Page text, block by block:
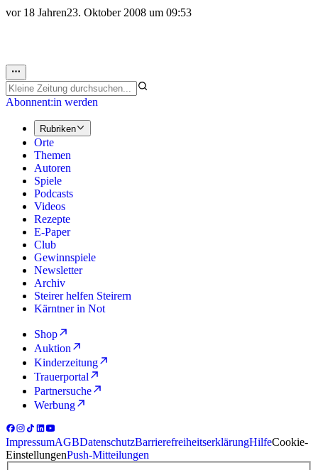
vor 18 Jahren23. Oktober 2008 um 09:53
Abonnent:in werden
Rubriken
Orte
Themen
Autoren
Spiele
Podcasts
Videos
Rezepte
E-Paper
Club
Gewinnspiele
Newsletter
Archiv
Steirer helfen Steirern
Kärntner in Not
Shop
Auktion
Kinderzeitung
Trauerportal
Partnersuche
Werbung
ImpressumAGBDatenschutzBarrierefreiheitserklärungHilfeCookie-
EinstellungenPush-Mitteilungen